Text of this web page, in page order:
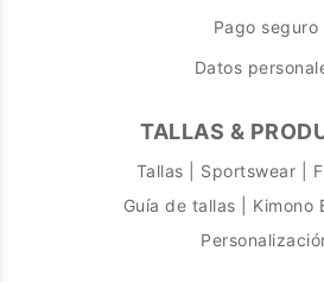
Pago seguro
Datos
TALLAS &
Tallas | Sportswear |
Guía de tallas | Kimono